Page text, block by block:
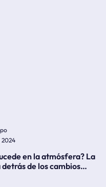
2024
en la atmósfera? La
de los cambios